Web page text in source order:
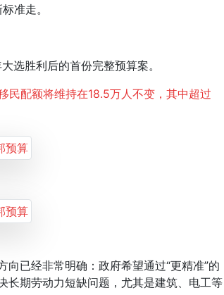
准走。
胜利后的首份完整预算案。
民配额将维持在18.5万人不变，其中超过
已经非常明确：政府希望通过“更精准”的
长期劳动力短缺问题，尤其是建筑、电工等